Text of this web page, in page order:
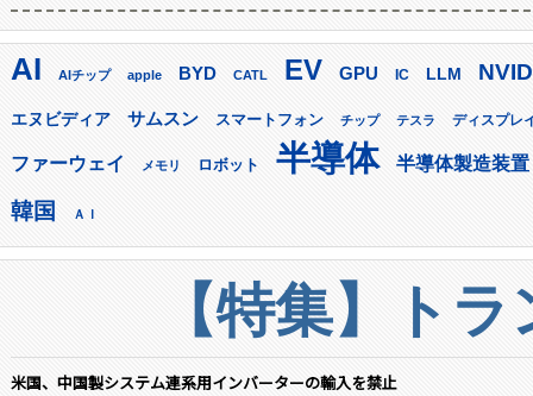
AI AIチップ apple BYD CATL EV GPU IC LLM
エヌビディア サムスン スマートフォン チップ テスラ ディスプレ
ファーウェイ メモリ ロボット 半導体 半導体製造装置
韓国 ＡＩ
【特集】ト
米国、中国製システム連系用インバーターの輸入を禁止